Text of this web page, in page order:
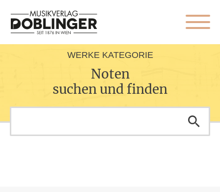
WERKE KATEGORIE
Noten
suchen und finden